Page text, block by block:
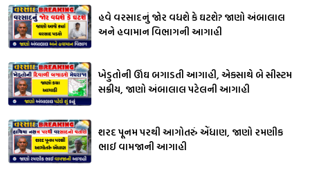
હવે વરસાદનું જોર વધશે કે ઘટશે? જાણો અંબાલાલ
અને હવામાન વિભાગની આગાહી
ખેડુતોની ઊંઘ બગાડતી આગાહી, એકસાથે બે સીસ્ટમ
સક્રીય, જાણો અંબાલાલ પટેલની આગાહી
શરદ પૂનમ પરથી આગોતરું એંધાણ, જાણો રમણીક
ભાઈ વામજાની આગાહી